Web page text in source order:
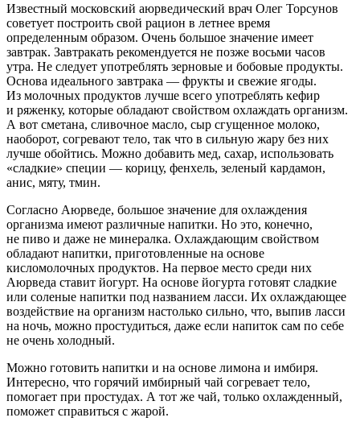
Известный московский аюрведический врач Олег Торсунов
советует построить свой рацион в летнее время
определенным образом. Очень большое значение имеет
завтрак. Завтракать рекомендуется не позже восьми часов
утра. Не следует употреблять зерновые и бобовые продукты.
Основа идеального завтрака — фрукты и свежие ягоды.
Из молочных продуктов лучше всего употреблять кефир
и ряженку, которые обладают свойством охлаждать организм.
А вот сметана, сливочное масло, сыр сгущенное молоко,
наоборот, согревают тело, так что в сильную жару без них
лучше обойтись. Можно добавить мед, сахар, использовать
«сладкие» специи — корицу, фенхель, зеленый кардамон,
анис, мяту, тмин.
Согласно Аюрведе, большое значение для охлаждения
организма имеют различные напитки. Но это, конечно,
не пиво и даже не минералка. Охлаждающим свойством
обладают напитки, приготовленные на основе
кисломолочных продуктов. На первое место среди них
Аюрведа ставит йогурт. На основе йогурта готовят сладкие
или соленые напитки под названием ласси. Их охлаждающее
воздействие на организм настолько сильно, что, выпив ласси
на ночь, можно простудиться, даже если напиток сам по себе
не очень холодный.
Можно готовить напитки и на основе лимона и имбиря.
Интересно, что горячий имбирный чай согревает тело,
помогает при простудах. А тот же чай, только охлажденный,
поможет справиться с жарой.